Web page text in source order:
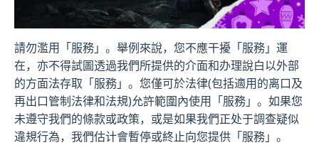
請勿濫用「服務」。舉例來說，您不應干擾「服務」運
在，亦不得試圖透過我們所提供的介面和办理說白以外部
的方面法存取「服務」。您僅可於法律(包括適用的离口及
再出口管制法律和法規)允許範圍內使用「服務」。如果您
未遵守我們的條款或政策，或是如果我們正处于調查疑似
違規行為，我們估计會暫停或終止向您提供「服務」。